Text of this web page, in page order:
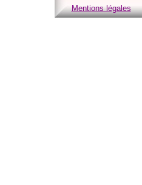
Mentions légales